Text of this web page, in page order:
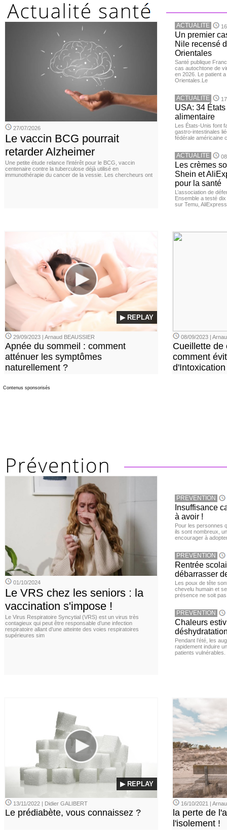
27/07/2026
Le vaccin BCG pourrait
retarder Alzheimer
Une petite étude relance l’intérêt pour le BCG, vaccin
centenaire contre la tuberculose déjà utilisé en
immunothérapie du cancer de la vessie. Les chercheurs ont
ACTUALITE
Un premier
Nile recensé
Orientales
Santé publique
cas autochtone de
en 2026. Le patient
Orientales.Le
ACTUALITE
USA: 34
alimentaire
Les États-Unis font
gastro-intestinales
fédérale américaine
ACTUALITE
Les crèmes
Shein et
pour la santé
L’association de
Ensemble a testé
sur Temu,
▶ REPLAY
29/09/2023 | Arnaud BEAUSSIER
Apnée du sommeil : comment
atténuer les symptômes
naturellement ?
08/09/2023 |
Cueillette de
comment
d'Intoxication
Contenus sponsorisés
01/10/2024
Le VRS chez les seniors : la
vaccination s'impose !
Le Virus Respiratoire Syncytial (VRS) est un virus très
contagieux qui peut être responsable d’une infection
respiratoire allant d’une atteinte des voies respiratoires
supérieures sim
PREVENTION
Insuffisance
à avoir !
Pour les personnes
ils sont nombreux,
encourager à
PREVENTION
Rentrée
débarrasser
Les poux de tête
chevelu humain et
présence ne soit
PREVENTION
Chaleurs
Pendant l’été, les
rapidement induire
patients
▶ REPLAY
13/11/2022 | Didier GALIBERT
Le prédiabète, vous connaissez ?
16/10/2021 |
la perte de
l'isolement !